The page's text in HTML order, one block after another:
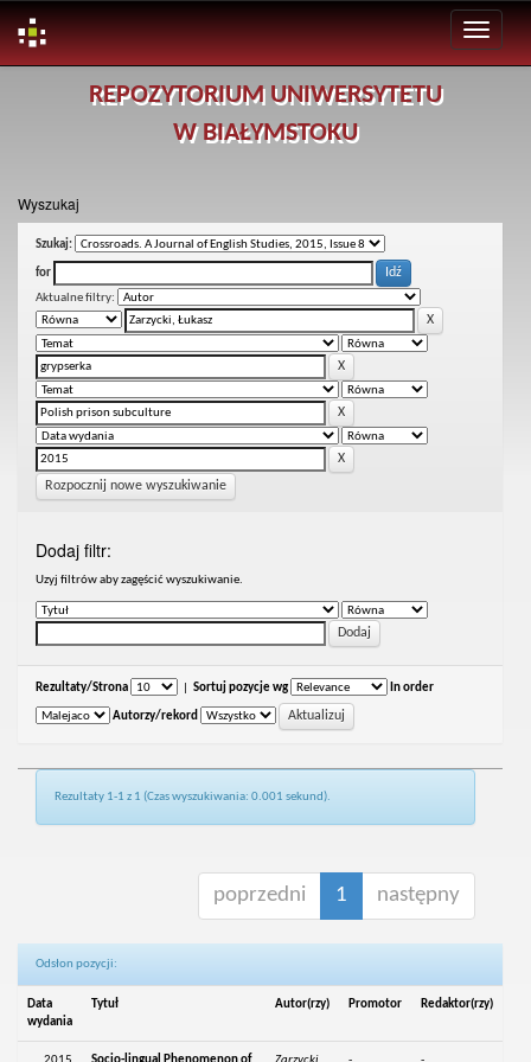
REPOZYTORIUM UNIWERSYTETU
W BIAŁYMSTOKU
Wyszukaj
Szukaj:
for
Aktualne filtry:
Rozpocznij nowe wyszukiwanie
Dodaj filtr:
Uzyj filtrów aby zagęścić wyszukiwanie.
Rezultaty/Strona Sortuj pozycje wg In order
Autorzy/rekord
Rezultaty 1-1 z 1 (Czas wyszukiwania: 0.001 sekund).
poprzedni 1 następny
Odsłon pozycji:
Data
wydania
Tytuł Autor(rzy) Promotor Redaktor(rzy)